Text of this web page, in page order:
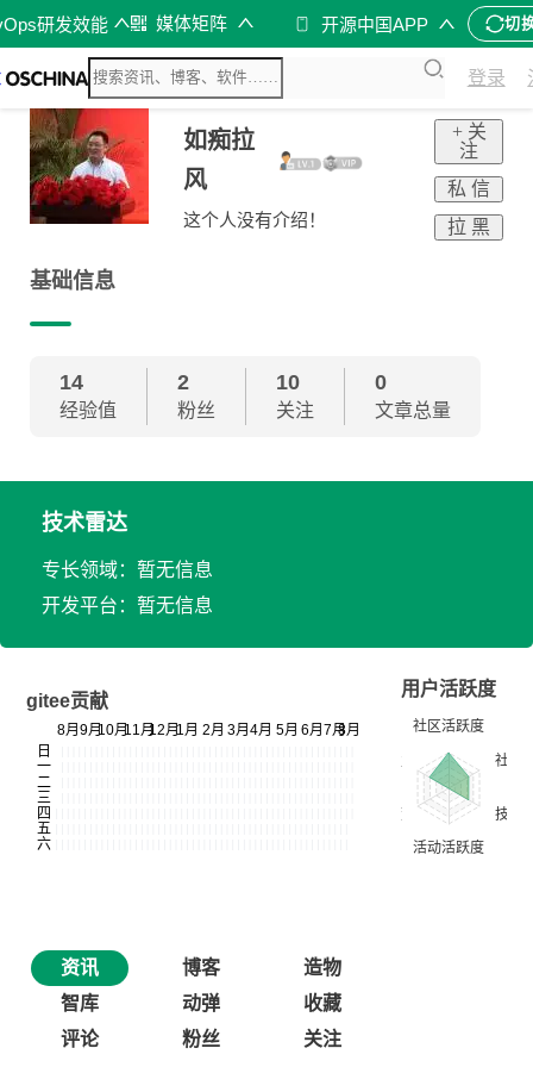
研发效能 媒体矩阵 开源中国APP 切
登录
如痴拉
风
这个人没有介绍！
+ 关
注
私 信
拉 黑
基础信息
14
经验值
2
粉丝
10
关注
0
文章总量
技术雷达
专长领域：暂无信息
开发平台：暂无信息
gitee贡献
用户活跃度
资讯 博客
造物
智库
动弹
收藏
评论
粉丝 关注